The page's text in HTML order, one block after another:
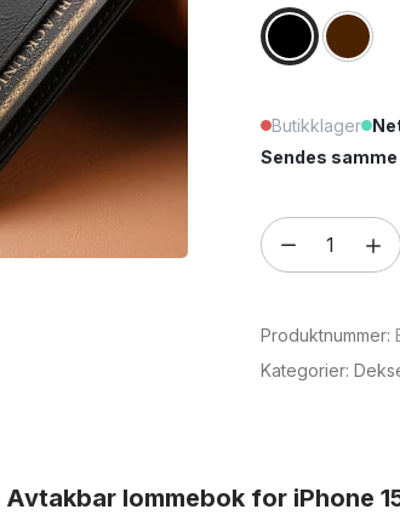
Butikklager
Sendes
Skinnetui
med
–
Avtakbar
15
Produktnummer:
Kategorier:
lommebok for iPhone